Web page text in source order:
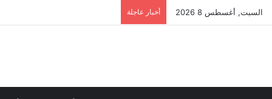
السبت, أغسطس 8 2026 أخبار عاجلة